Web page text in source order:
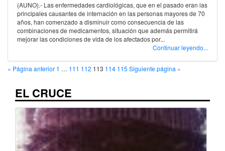
(AUNO).- Las enfermedades cardiológicas, que en el pasado eran las
principales causantes de internación en las personas mayores de 70
años, han comenzado a disminuir como consecuencia de las
combinaciones de medicamentos, situación que además permitirá
mejorar las condiciones de vida de los afectados por...
Continuar leyendo...
« Página anterior 1 … 111 112 113 114 115 Siguiente página »
EL CRUCE